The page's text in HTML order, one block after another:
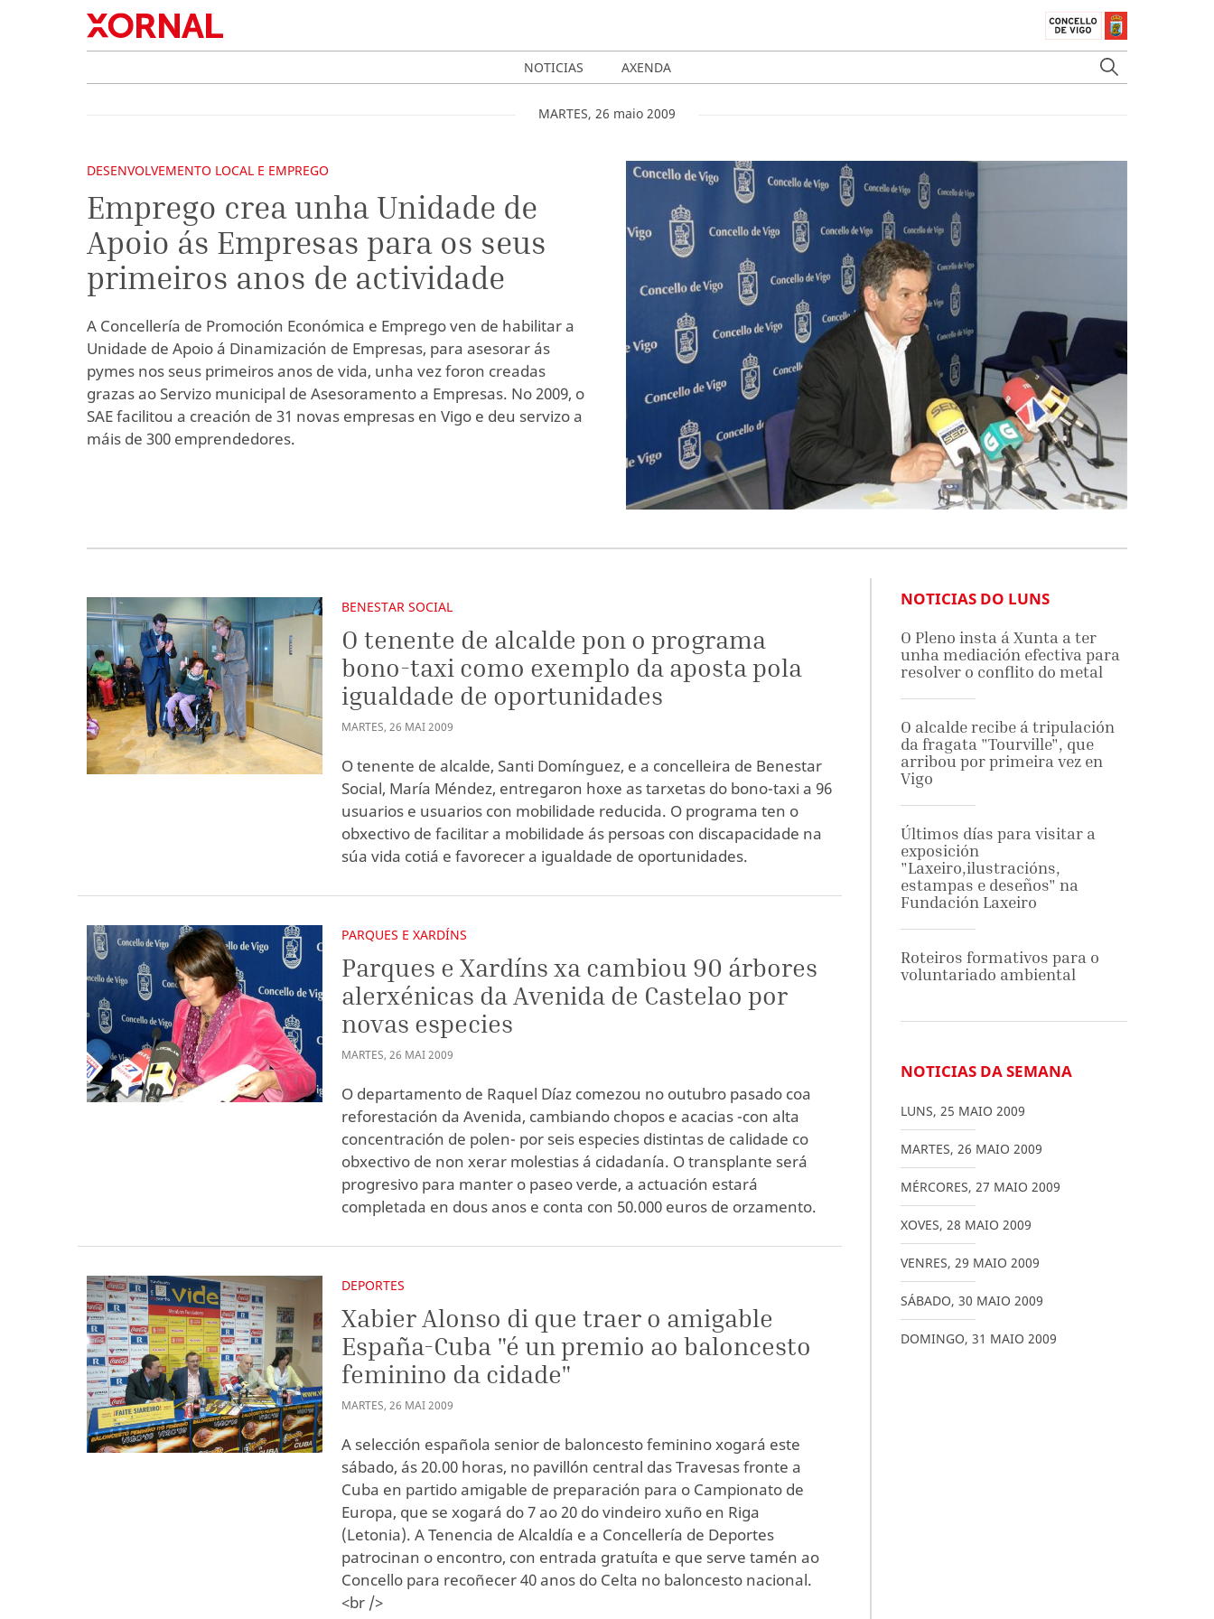
NOTICIAS AXENDA
MARTES, 26 maio 2009
DESENVOLVEMENTO LOCAL E EMPREGO
Emprego crea unha Unidade de
Apoio ás Empresas para os seus
primeiros anos de actividade
A Concellería de Promoción Económica e Emprego ven de habilitar a
Unidade de Apoio á Dinamización de Empresas, para asesorar ás
pymes nos seus primeiros anos de vida, unha vez foron creadas
grazas ao Servizo municipal de Asesoramento a Empresas. No 2009, o
SAE facilitou a creación de 31 novas empresas en Vigo e deu servizo a
máis de 300 emprendedores.
BENESTAR SOCIAL
O tenente de alcalde pon o programa
bono-taxi como exemplo da aposta pola
igualdade de oportunidades
MARTES,26 MAI2009
O tenente de alcalde, Santi Domínguez, e a concelleira de Benestar
Social, María Méndez, entregaron hoxe as tarxetas do bono-taxi a 96
usuarios e usuarios con mobilidade reducida. O programa ten o
obxectivo de facilitar a mobilidade ás persoas con discapacidade na
súa vida cotiá e favorecer a igualdade de oportunidades.
PARQUES E XARDÍNS
Parques e Xardíns xa cambiou 90 árbores
alerxénicas da Avenida de Castelao por
novas especies
MARTES,26 MAI2009
O departamento de Raquel Díaz comezou no outubro pasado coa
reforestación da Avenida, cambiando chopos e acacias -con alta
concentración de polen- por seis especies distintas de calidade co
obxectivo de non xerar molestias á cidadanía. O transplante será
progresivo para manter o paseo verde, a actuación estará
completada en dous anos e conta con 50.000 euros de orzamento.
DEPORTES
Xabier Alonso di que traer o amigable
España-Cuba "é un premio ao baloncesto
feminino da cidade"
MARTES,26 MAI2009
A selección española senior de baloncesto feminino xogará este
sábado, ás 20.00 horas, no pavillón central das Travesas fronte a
Cuba en partido amigable de preparación para o Campionato de
Europa, que se xogará do 7 ao 20 do vindeiro xuño en Riga
(Letonia). A Tenencia de Alcaldía e a Concellería de Deportes
patrocinan o encontro, con entrada gratuíta e que serve tamén ao
Concello para recoñecer 40 anos do Celta no baloncesto nacional.
<br />
NOTICIAS DO LUNS
O Pleno insta á Xunta a ter
unha mediación efectiva para
resolver o conflito do metal
O alcalde recibe á tripulación
da fragata "Tourville", que
arribou por primeira vez en
Vigo
Últimos días para visitar a
exposición
"Laxeiro,ilustracións,
estampas e deseños" na
Fundación Laxeiro
Roteiros formativos para o
voluntariado ambiental
NOTICIAS DA SEMANA
LUNS, 25 MAIO 2009
MARTES, 26 MAIO 2009
MÉRCORES, 27 MAIO 2009
XOVES, 28 MAIO 2009
VENRES, 29 MAIO 2009
SÁBADO, 30 MAIO 2009
DOMINGO, 31 MAIO 2009